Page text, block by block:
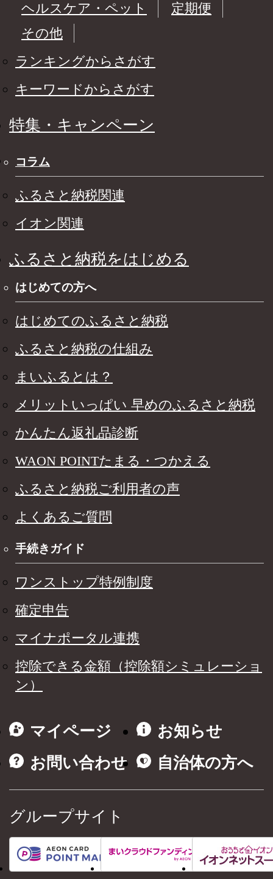
ヘルスケア・ペット
定期便
その他
ランキングからさがす
キーワードからさがす
特集・キャンペーン
コラム
ふるさと納税関連
イオン関連
ふるさと納税をはじめる
はじめての方へ
はじめてのふるさと納税
ふるさと納税の仕組み
まいふるとは？
メリットいっぱい 早めのふるさと納税
かんたん返礼品診断
WAON POINTたまる・つかえる
ふるさと納税ご利用者の声
よくあるご質問
手続きガイド
ワンストップ特例制度
確定申告
マイナポータル連携
控除できる金額（控除額シミュレーショ
ン）
マイページ
お知らせ
お問い合わせ
自治体の方へ
グループサイト